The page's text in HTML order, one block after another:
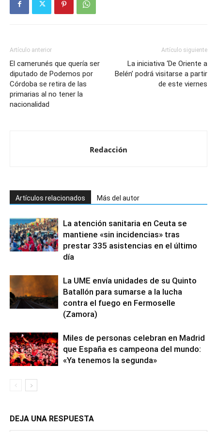
Artículo anterior
El camerunés que quería ser
diputado de Podemos por
Córdoba se retira de las
primarias al no tener la
nacionalidad
Artículo siguiente
La iniciativa ‘De Oriente a
Belén’ podrá visitarse a partir
de este viernes
Redacción
Artículos relacionados Más del autor
La atención sanitaria en Ceuta se
mantiene «sin incidencias» tras
prestar 335 asistencias en el último
día
La UME envía unidades de su Quinto
Batallón para sumarse a la lucha
contra el fuego en Fermoselle
(Zamora)
Miles de personas celebran en Madrid
que España es campeona del mundo:
«Ya tenemos la segunda»
DEJA UNA RESPUESTA